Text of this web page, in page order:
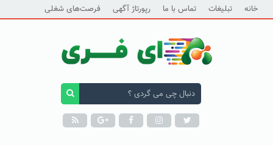
خانه تبلیغات تماس با ما رپورتاژ آگهی فرصت‌های شغلی